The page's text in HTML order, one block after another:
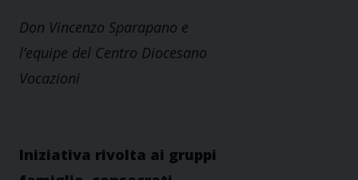
Don Vincenzo Sparapano e
l’equipe del Centro Diocesano
Vocazioni
Iniziativa rivolta ai gruppi